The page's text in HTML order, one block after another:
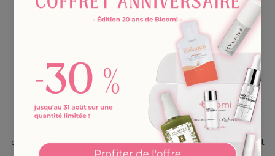
peu de crème sur le bout de l’annulaire et appliquer
délicatement sur le contour de l’oeil, de l’angle interne
vers l’extérieur. Rapidement absorbée, elle convient
parfaitement comme base de maquillage. Testée
ophtalmologiquement, elle est adaptée aux porteurs de
lentilles.
Astuce :
rème fluide contour des yeuxest testée
dermatologiquement et ophtalmologiquement et convient